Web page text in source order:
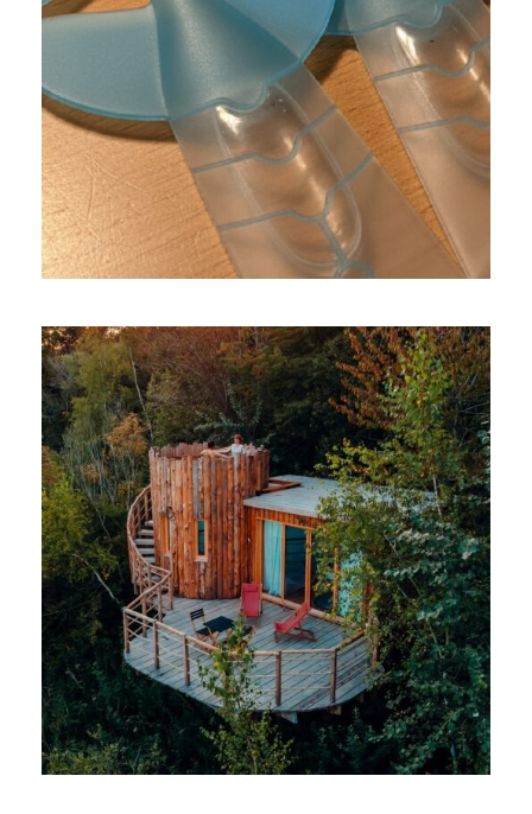
FLACON MONODOSE
EXPLORATIONS FORMELLES
CABANE AU BORD DU LAC
“BEAU RIVAGE”